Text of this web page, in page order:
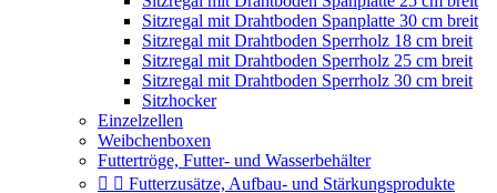
Sitzregal mit Drahtboden Spanplatte 30 cm breit
Sitzregal mit Drahtboden Sperrholz 18 cm breit
Sitzregal mit Drahtboden Sperrholz 25 cm breit
Sitzregal mit Drahtboden Sperrholz 30 cm breit
Sitzhocker
Einzelzellen
Weibchenboxen
Futtertröge, Futter- und Wasserbehälter
  Futterzusätze, Aufbau- und Stärkungsprodukte